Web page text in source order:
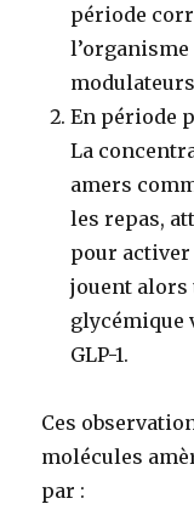
période
En période
La
amers
les repas,
pour
jouent alors
glycémique
GLP-1.
Ces
molécules
par :